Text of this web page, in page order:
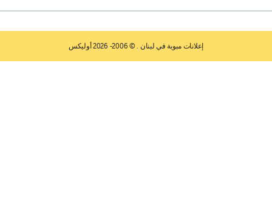
إعلانات مبوبة في لبنان . © 2006- 2026 أوليكس